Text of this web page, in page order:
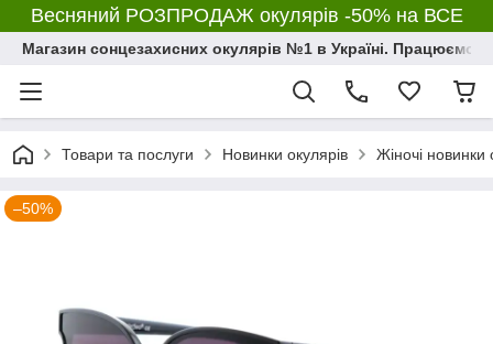
Весняний РОЗПРОДАЖ окулярів -50% на ВСЕ
Магазин сонцезахисних окулярів №1 в Україні. Працюємо з
Товари та послуги Новинки окулярів Жіночі новинки
–50%